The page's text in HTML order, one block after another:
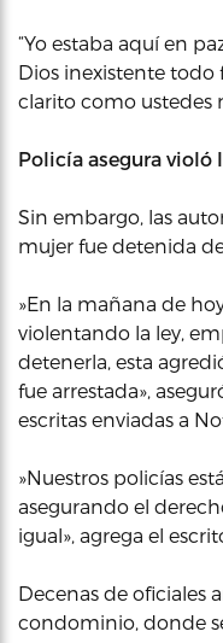
“Yo estaba aquí en
Dios inexistente todo
clarito como ustedes
Policía asegura violó
Sin embargo, las
mujer fue detenida
»En la mañana de
violentando la ley,
detenerla, esta
fue arrestada»,
escritas enviadas a
»Nuestros policías
asegurando el
igual», agrega el
Decenas de oficiales
condominio, donde